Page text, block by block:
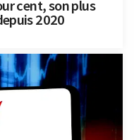
cent, son plus
2020